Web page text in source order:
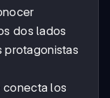
dos lados
protagonistas
los